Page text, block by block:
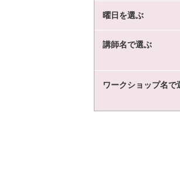
曜日を選ぶ
講師名で選ぶ
ワークショップ名で